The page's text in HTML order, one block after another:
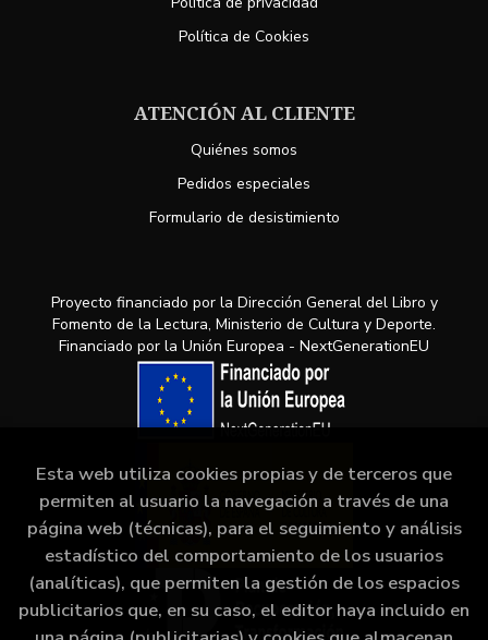
Política de Cookies
ATENCIÓN AL CLIENTE
Quiénes somos
Pedidos especiales
Formulario de desistimiento
Proyecto financiado por la Dirección General del Libro y
Fomento de la Lectura, Ministerio de Cultura y Deporte.
Financiado por la Unión Europea - NextGenerationEU
Esta web utiliza cookies propias y de terceros que
permiten al usuario la navegación a través de una
página web (técnicas), para el seguimiento y análisis
estadístico del comportamiento de los usuarios
(analíticas), que permiten la gestión de los espacios
publicitarios que, en su caso, el editor haya incluido en